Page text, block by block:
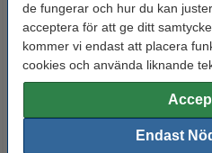
de fungerar och hur du kan
acceptera för att ge ditt
kommer vi endast att placera
cookies och använda liknande
Endast
Märkpenna permanent 2.5mm |
123ink | 4st